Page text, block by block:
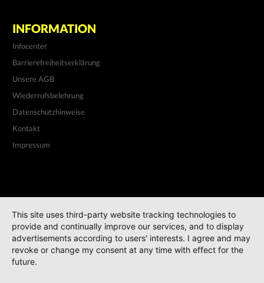
INFORMATION
Infocenter
Barrierefreiheitserklärung
Unsere AGB
Wiederrufsbelehrung
Datenschutzhinweise
Kontakt
Impressum
This site uses third-party website tracking technologies to
provide and continually improve our services, and to display
advertisements according to users' interests. I agree and may
revoke or change my consent at any time with effect for the
future.